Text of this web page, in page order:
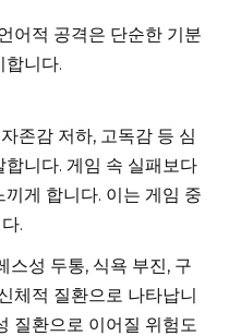
어적 공격은 단순한 기분
합니다.
존감 저하, 고독감 등 심
니다. 게임 속 실패보다
게 합니다. 이는 게임 중
.
스성 두통, 식욕 부진, 구
체적 질환으로 나타납니
질환으로 이어질 위험도